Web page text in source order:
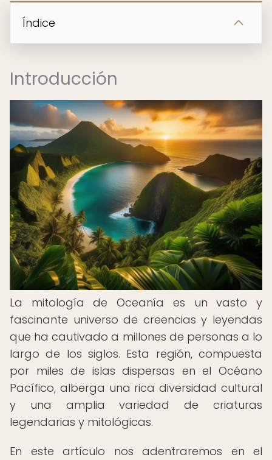
Índice
Introducción
La mitología de Oceanía es un vasto y
fascinante universo de creencias y leyendas
que ha cautivado a millones de personas a lo
largo de los siglos. Esta región, compuesta
por miles de islas dispersas en el Océano
Pacífico, alberga una rica diversidad cultural
y una amplia variedad de criaturas
legendarias y mitológicas.
En este artículo nos adentraremos en el